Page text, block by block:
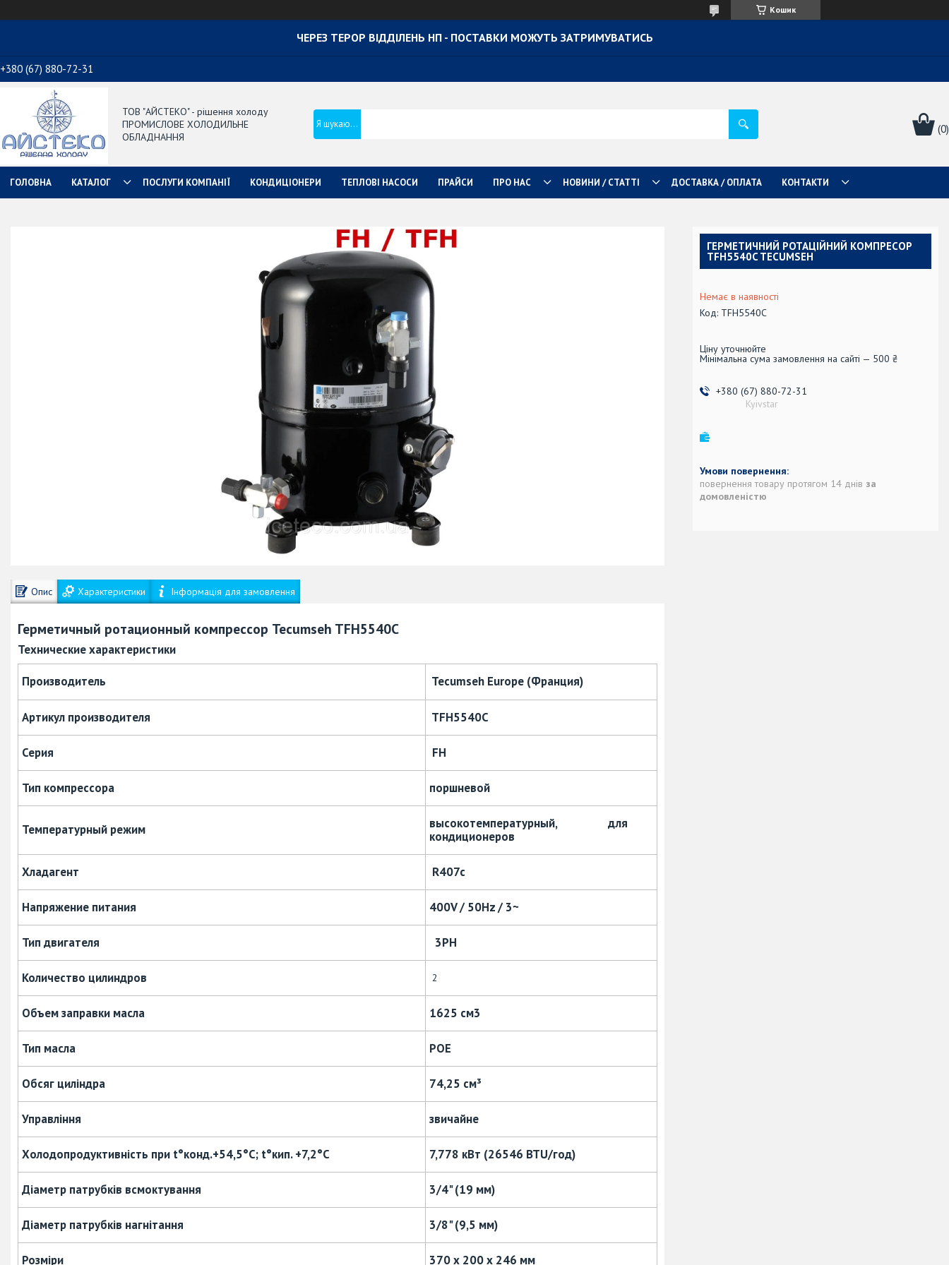
Кошик
ЧЕРЕЗ ТЕРОР ВІДДІЛЕНЬ НП - ПОСТАВКИ МОЖУТЬ ЗАТРИМУВАТИСЬ
+380 (67) 880-72-31
ТОВ "АЙСТЕКО" - рішення холоду
ПРОМИСЛОВЕ ХОЛОДИЛЬНЕ
ОБЛАДНАННЯ
ГОЛОВНА КАТАЛОГ ПОСЛУГИ КОМПАНІЇ КОНДИЦІОНЕРИ ТЕПЛОВІ НАСОСИ ПРАЙСИ ПРО НАС НОВИНИ / СТАТТІ ДОСТАВКА / ОПЛАТА КОНТАКТИ
Опис Характеристики Інформація для замовлення
Герметичный ротационный компрессор Tecumseh TFH5540C
Технические характеристики
Производитель Tecumseh Europe (Франция)
Артикул производителя TFH5540C
Серия FH
Тип компрессора поршневой
Температурный режим
высокотемпературный, для
кондиционеров
Хладагент R407c
Напряжение питания 400V / 50Hz / 3~
Тип двигателя 3PH
Количество цилиндров 2
Объем заправки масла 1625 см3
Тип масла POE
Обсяг циліндра 74,25 см³
Управління звичайне
Холодопродуктивність при t°конд.+54,5°С; t°кип. +7,2°С 7,778 кВт (26546 BTU/год)
Діаметр патрубків всмоктування 3/4" (19 мм)
Діаметр патрубків нагнітання 3/8" (9,5 мм)
Розміри 370 х 200 х 246 мм
ГЕРМЕТИЧНИЙ РОТАЦІЙНИЙ КОМПРЕСОР
TFH5540C TECUMSEH
Немає в наявності
Код: TFH5540C
Ціну уточнюйте
Мінімальна сума замовлення на сайті — 500 ₴
+380 (67) 880-72-31
Kyivstar
повернення товару протягом 14 днів за
домовленістю